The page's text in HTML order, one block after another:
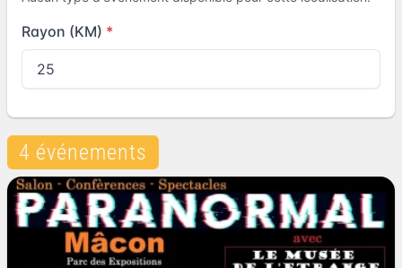
Rayon (KM)
4 événements